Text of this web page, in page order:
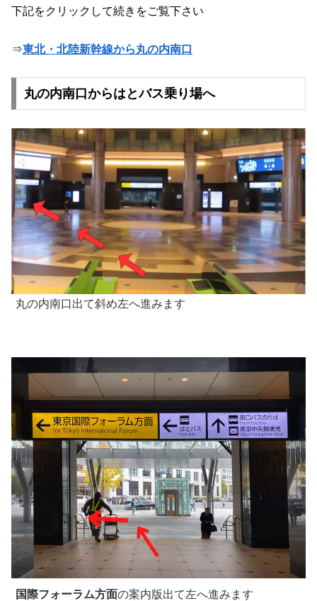
下記をクリックして続きをご覧下さい
⇒東北・北陸新幹線から丸の内南口
丸の内南口からはとバス乗り場へ
丸の内南口出て斜め左へ進みます
国際フォーラム方面の案内版出て左へ進みます